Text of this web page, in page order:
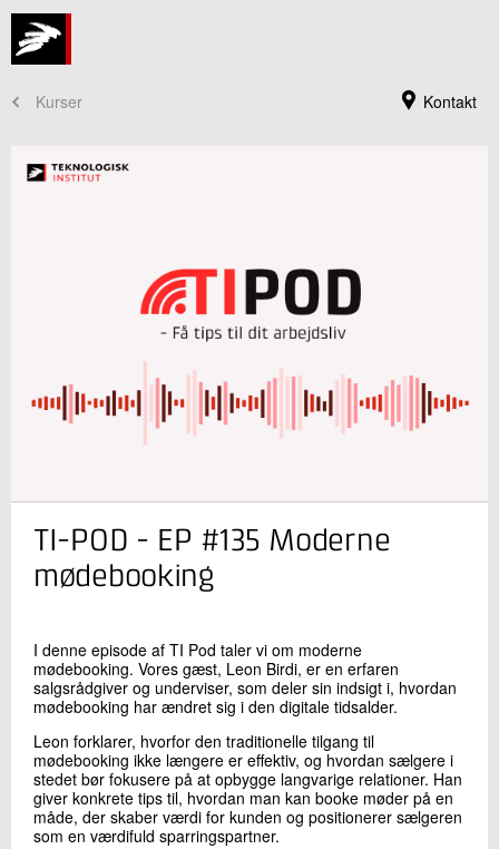
Kontakt
Kurser
Kursusadministration
+45 72 20 30 00
Kontakt os
Send
TI-POD - EP #135 Moderne
mødebooking
I denne episode af TI Pod taler vi om moderne
mødebooking. Vores gæst, Leon Birdi, er en erfaren
salgsrådgiver og underviser, som deler sin indsigt i, hvordan
mødebooking har ændret sig i den digitale tidsalder.
Leon forklarer, hvorfor den traditionelle tilgang til
mødebooking ikke længere er effektiv, og hvordan sælgere i
stedet bør fokusere på at opbygge langvarige relationer. Han
giver konkrete tips til, hvordan man kan booke møder på en
måde, der skaber værdi for kunden og positionerer sælgeren
som en værdifuld sparringspartner.